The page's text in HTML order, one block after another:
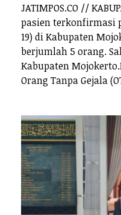
JATIMPOS.CO //
pasien terkonfirmasi
19) di Kabupaten
berjumlah 5 orang.
Kabupaten
Orang Tanpa Gejala